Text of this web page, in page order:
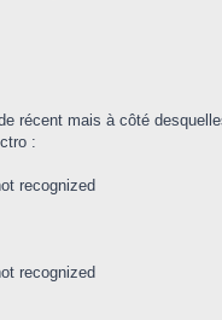
récent mais à côté
:
recognized
recognized